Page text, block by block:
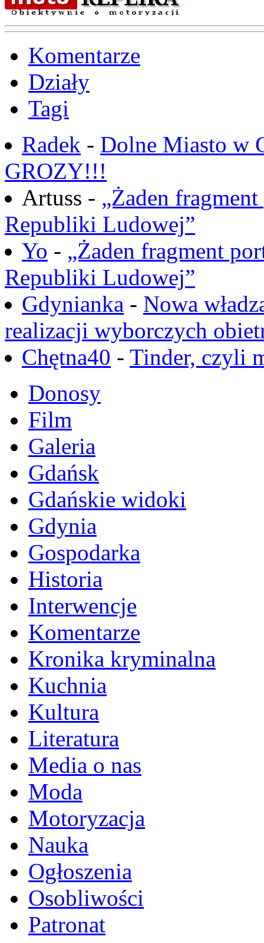
Komentarze
Działy
Tagi
Radek - Dolne Miasto w
GROZY!!!
Artuss - „Żaden
Republiki Ludowej”
Yo - „Żaden fragment
Republiki Ludowej”
Gdynianka - Nowa
realizacji wyborczych
Chętna40 - Tinder, czyli
Donosy
Film
Galeria
Gdańsk
Gdańskie widoki
Gdynia
Gospodarka
Historia
Interwencje
Komentarze
Kronika kryminalna
Kuchnia
Kultura
Literatura
Media o nas
Moda
Motoryzacja
Nauka
Ogłoszenia
Osobliwości
Patronat